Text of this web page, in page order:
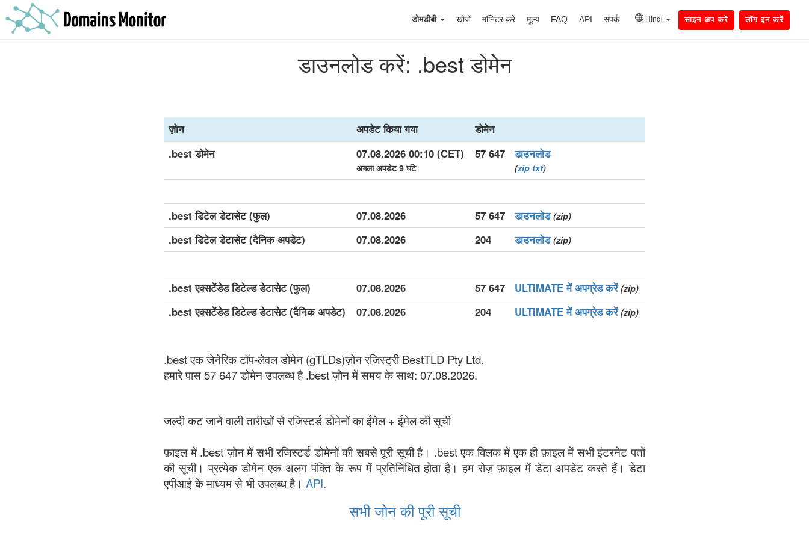
डोमडीबी खोजें मॉनिटर करें मूल्य FAQ API संपर्क Hindi साइन अप करें लॉग इन करें
डाउनलोड करें: .best डोमेन
ज़ोन अपडेट किया गया
डोमेन
.best डोमेन
07.08.2026 00:10 (CET)
अगला अपडेट 9 घंटे
57 647 डाउनलोड
(zip txt)
.best डिटेल डेटासेट (फुल) 07.08.2026 57 647 डाउनलोड (zip)
.best डिटेल डेटासेट (दैनिक अपडेट) 07.08.2026 204 डाउनलोड (zip)
.best एक्सटेंडेड डिटेल्ड डेटासेट (फुल) 07.08.2026 57 647 ULTIMATE में अपग्रेड करें (zip)
.best एक्सटेंडेड डिटेल्ड डेटासेट (दैनिक अपडेट) 07.08.2026 204 ULTIMATE में अपग्रेड करें (zip)
.best एक जेनेरिक टॉप-लेवल डोमेन (gTLDs)ज़ोन रजिस्ट्री BestTLD Pty Ltd.
हमारे पास 57 647 डोमेन उपलब्ध है .best ज़ोन में समय के साथ: 07.08.2026.
जल्दी कट जाने वाली तारीखों से रजिस्टर्ड डोमेनों का ईमेल + ईमेल की सूची
फ़ाइल में .best ज़ोन में सभी रजिस्टर्ड डोमेनों की सबसे पूरी सूची है। .best एक क्लिक में एक ही फ़ाइल में सभी इंटरनेट पतों
की सूची। प्रत्येक डोमेन एक अलग पंक्ति के रूप में प्रतिनिधित होता है। हम रोज़ फ़ाइल में डेटा अपडेट करते हैं। डेटा
एपीआई के माध्यम से भी उपलब्ध है। API.
सभी जोन की पूरी सूची